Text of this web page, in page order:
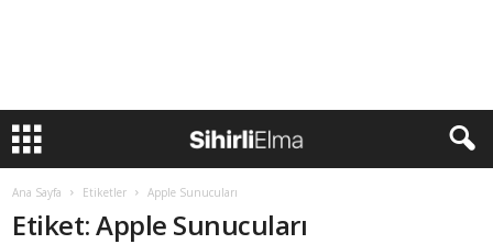
Ana Sayfa Etiketler Apple Sunucuları
Etiket: Apple Sunucuları